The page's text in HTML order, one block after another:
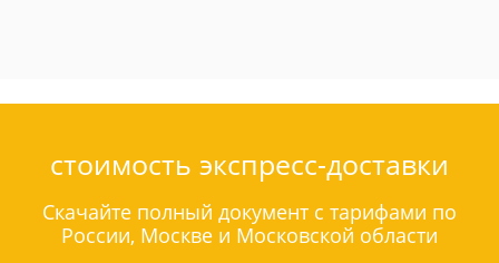
стоимость экспресс-доставки
Скачайте полный документ с тарифами по
России, Москве и Московской области